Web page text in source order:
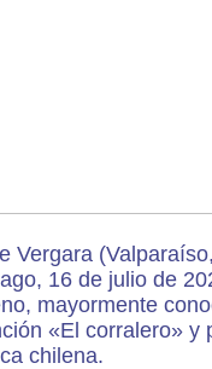
Vergara
16 de julio de
mayormente
«El corralero» y
chilena.